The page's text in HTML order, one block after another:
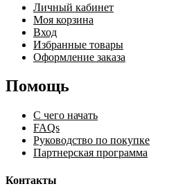
Личный кабинет
Моя корзина
Вход
Избранные товары
Оформление заказа
Помощь
С чего начать
FAQs
Руководство по покупке
Партнерская программа
Контакты